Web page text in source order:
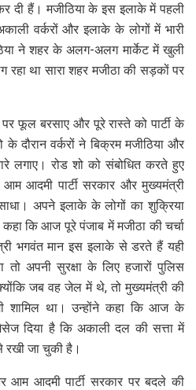
दी हैं। मजीठिया के इस इलाके में पहली
वर्करों और इलाके के लोगों में भारी
ने शहर के अलग-अलग मार्केट में खुली
रहा था सारा शहर मजीठा की सड़कों पर
फूल बरसाए और पूरे रास्ते को पार्टी के
दौरान वर्करों ने बिक्रम मजीठिया और
लगाए। रोड शो को संबोधित करते हुए
आम आदमी पार्टी सरकार और मुख्यमंत्री
अपने इलाके के लोगों का शुक्रिया
कि आज पूरे पंजाब में मजीठा की चर्चा
भगवंत मान इस इलाके से डरते हैं यही
अपनी सुरक्षा के लिए हजारों पुलिस
जब वह जेल में थे, तो मुख्यमंत्री की
शामिल था। उन्होंने कहा कि आज के
दिया है कि अकाली दल की सत्ता में
रखी जा चुकी है।
आम आदमी पार्टी सरकार पर बदले की